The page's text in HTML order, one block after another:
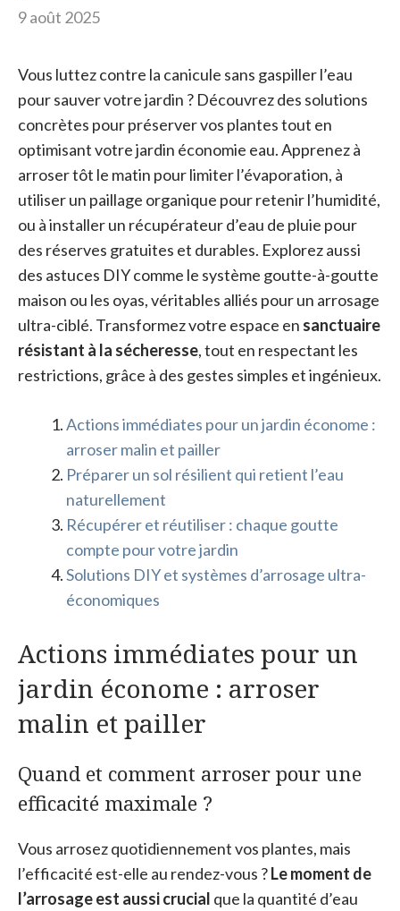
9 août 2025
Vous luttez contre la canicule sans gaspiller l’eau
pour sauver votre jardin ? Découvrez des solutions
concrètes pour préserver vos plantes tout en
optimisant votre jardin économie eau. Apprenez à
arroser tôt le matin pour limiter l’évaporation, à
utiliser un paillage organique pour retenir l’humidité,
ou à installer un récupérateur d’eau de pluie pour
des réserves gratuites et durables. Explorez aussi
des astuces DIY comme le système goutte-à-goutte
maison ou les oyas, véritables alliés pour un arrosage
ultra-ciblé. Transformez votre espace en sanctuaire
résistant à la sécheresse, tout en respectant les
restrictions, grâce à des gestes simples et ingénieux.
Actions immédiates pour un jardin économe :
arroser malin et pailler
Préparer un sol résilient qui retient l’eau
naturellement
Récupérer et réutiliser : chaque goutte
compte pour votre jardin
Solutions DIY et systèmes d’arrosage ultra-
économiques
Actions immédiates pour un
jardin économe : arroser
malin et pailler
Quand et comment arroser pour une
efficacité maximale ?
Vous arrosez quotidiennement vos plantes, mais
l’efficacité est-elle au rendez-vous ?Le moment de
l’arrosage est aussi crucial que la quantité d’eau